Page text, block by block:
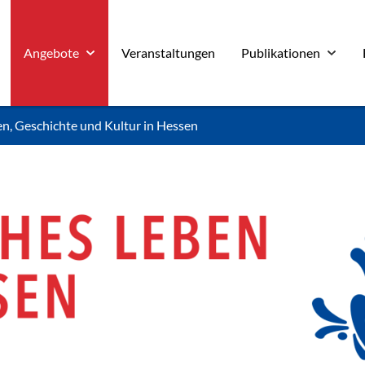
Angebote Veranstaltungen Publikationen
Geschichte und Kultur in Hessen